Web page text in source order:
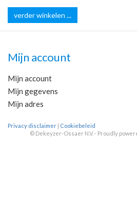
verder winkelen ...
Mijn account
Mijn account
Mijn gegevens
Mijn adres
Privacy disclaimer | Cookiebeleid
© Dekeyzer-Ossaer N.V. - Proudly